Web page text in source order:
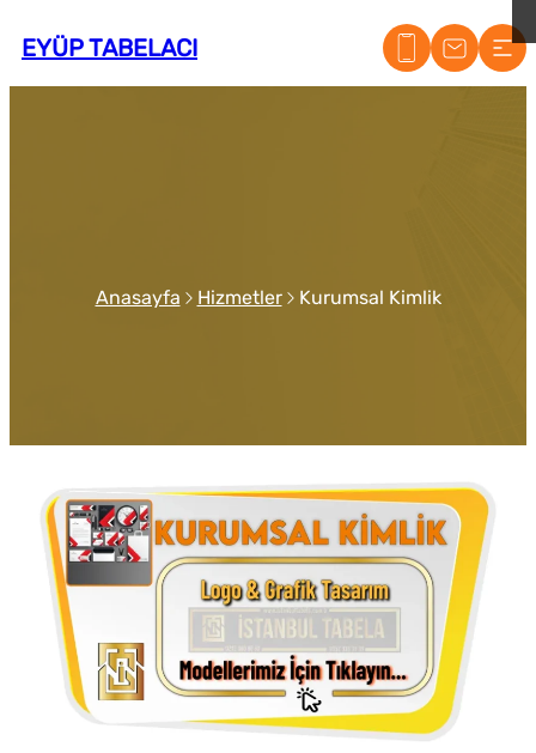
EYÜP TABELACI
Anasayfa Hizmetler Kurumsal Kimlik